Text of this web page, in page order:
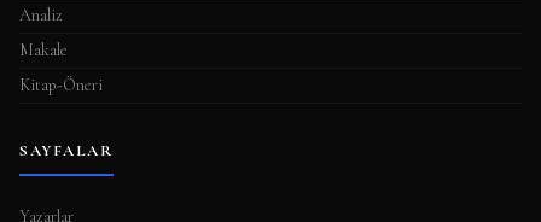
Analiz
Makale
Kitap-Öneri
SAYFALAR
Yazarlar